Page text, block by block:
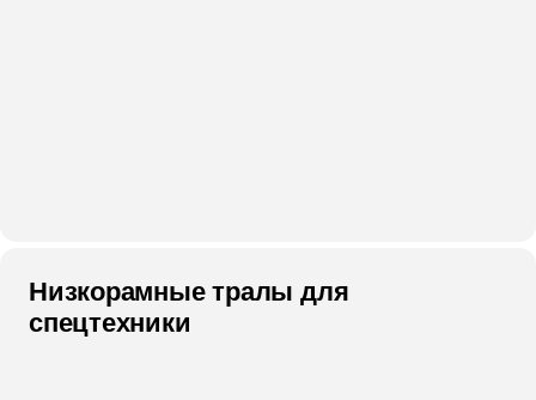
Низкорамные тралы для
спецтехники